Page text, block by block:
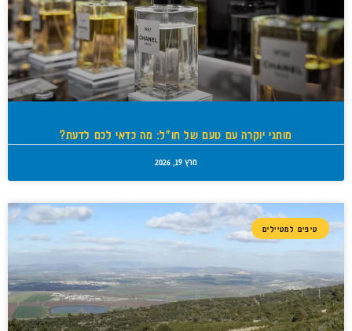
מותגי יוקרה עם טעם של חו"ל: מה כדאי לכם לדעת?
מרץ 19, 2026
טיפים למטיילים